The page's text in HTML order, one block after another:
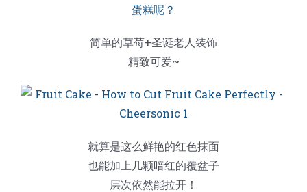
挤出奶酪切片
寿司切割机
冷冻面团切割
牛轧糖切割
简单的草莓+圣诞老人装饰
精致可爱~
就算是这么鲜艳的红色抹面
也能加上几颗暗红的覆盆子
层次依然能拉开！